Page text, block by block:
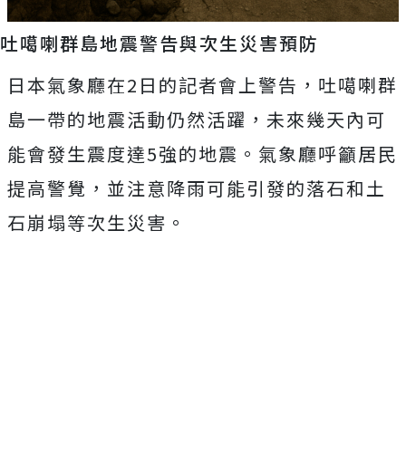
吐噶喇群島地震警告與次生災害預防
日本氣象廳在2日的記者會上警告，吐噶喇群
島一帶的地震活動仍然活躍，未來幾天內可
能會發生震度達5強的地震。氣象廳呼籲居民
提高警覺，並注意降雨可能引發的落石和土
石崩塌等次生災害。